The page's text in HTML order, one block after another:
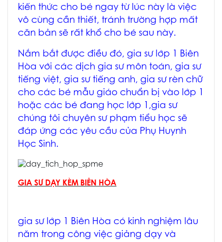
kiến thức cho bé ngay từ lúc này là việc
vô cùng cần thiết, tránh trường hợp mất
căn bản sẽ rất khổ cho bé sau này.
Nắm bắt được điều đó, gia sư lớp 1 Biên
Hòa với các dịch gia sư môn toán, gia sư
tiếng việt, gia sư tiếng anh, gia sư rèn chữ
cho các bé mẫu giáo chuẩn bị vào lớp 1
hoặc các bé đang học lớp 1,gia sư
chúng tôi chuyên sư phạm tiểu học sẽ
đáp ứng các yêu cầu của Phụ Huynh
Học Sinh.
GIA SƯ DẠY KÈM BIÊN HÒA
gia sư lớp 1 Biên Hòa có kinh nghiệm lâu
năm trong công việc giảng dạy và